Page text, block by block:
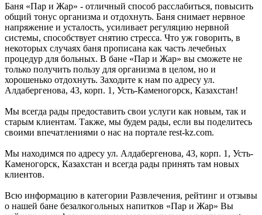
Баня «Пар и Жар» - отличный способ расслабиться, повысить
общий тонус организма и отдохнуть. Баня снимает нервное
напряжение и усталость, усиливает регуляцию нервной
системы, способствует снятию стресса. Что уж говорить, в
некоторых случаях баня прописана как часть лечебных
процедур для больных. В бане «Пар и Жар» вы сможете не
только получить пользу для организма в целом, но и
хорошенько отдохнуть. Заходите к нам по адресу ул.
Алдабергенова, 43, корп. 1, Усть-Каменогорск, Казахстан!
Мы всегда рады предоставить свои услуги как новым, так и
старым клиентам. Также, мы будем рады, если вы поделитесь
своими впечатлениями о нас на портале rest-kz.com.
Мы находимся по адресу ул. Алдабергенова, 43, корп. 1, Усть-
Каменогорск, Казахстан и всегда рады принять там новых
клиентов.
Всю информацию в категории Развлечения, рейтинг и отзывы
о нашей бане безалкогольных напитков «Пар и Жар» Вы